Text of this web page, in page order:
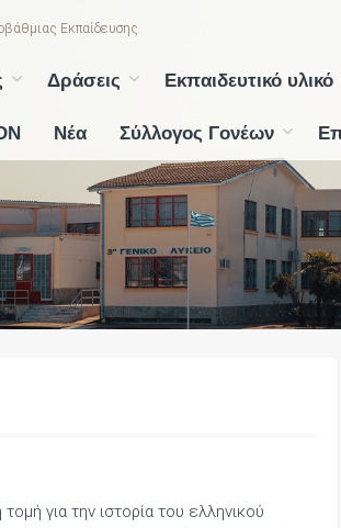
Εκπαίδευσης
Δράσεις Εκπαιδευτικό υλικό
Νέα Σύλλογος Γονέων
για την ιστορία του ελληνικού